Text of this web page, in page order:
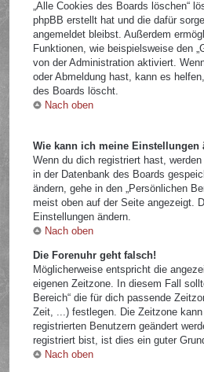
„Alle Cookies des Boards löschen“
phpBB erstellt hat und die dafür
angemeldet bleibst. Außerdem
Funktionen, wie beispielsweise den
von der Administration aktiviert.
oder Abmeldung hast, kann es
des Boards löscht.
Nach oben
Wie kann ich meine Einstellungen
Wenn du dich registriert hast,
in der Datenbank des Boards
ändern, gehe in den „Persönlichen
meist oben auf der Seite angezeigt.
Einstellungen ändern.
Nach oben
Die Forenuhr geht falsch!
Möglicherweise entspricht die
eigenen Zeitzone. In diesem Fall
Bereich“ die für dich passende
Zeit, ...) festlegen. Die Zeitzone
registrierten Benutzern geändert
registriert bist, ist dies ein guter
Nach oben